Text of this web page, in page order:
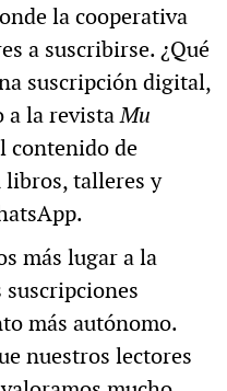
la cooperativa
a suscribirse. ¿Qué
suscripción digital,
a la revistaMu
contenido de
libros, talleres y
más lugar a la
suscripciones
más autónomo.
nuestros lectores